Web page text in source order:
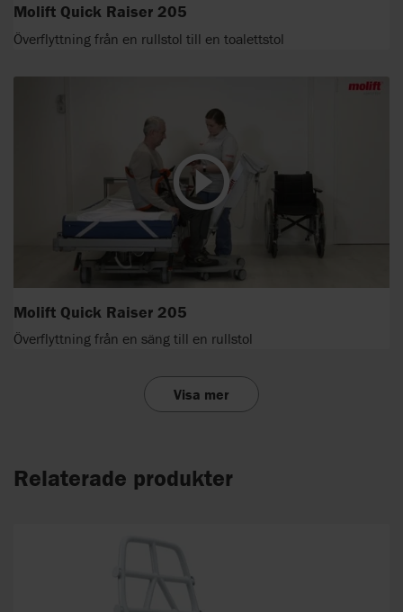
Molift Quick Raiser 205
Överflyttning från en rullstol till en toalettstol
Molift Quick Raiser 205
Överflyttning från en säng till en rullstol
Visa mer
Relaterade produkter